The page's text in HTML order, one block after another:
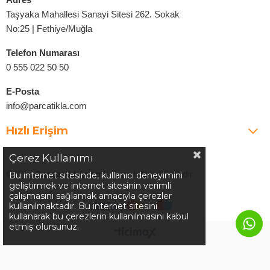
Taşyaka Mahallesi Sanayi Sitesi 262. Sokak
No:25 | Fethiye/Muğla
Telefon Numarası
0 555 022 50 50
E-Posta
info@parcatikla.com
Hızlı Erişim
©2025Parcatikla.com| Tüm Hakları Saklıdır.
Çerez Kullanımı
Bu internet sitesinde, kullanıcı deneyimini
geliştirmek ve internet sitesinin verimli
çalışmasını sağlamak amacıyla çerezler
kullanılmaktadır. Bu internet sitesini
kullanarak bu çerezlerin kullanılmasını kabul
etmiş olursunuz.